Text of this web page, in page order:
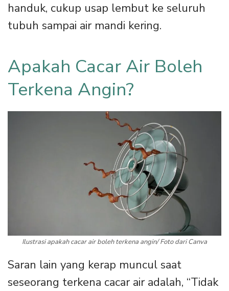
handuk, cukup usap lembut ke seluruh
tubuh sampai air mandi kering.
Apakah Cacar Air Boleh
Terkena Angin?
Ilustrasi apakah cacar air boleh terkena angin/ Foto dari Canva
Saran lain yang kerap muncul saat
seseorang terkena cacar air adalah, “Tidak